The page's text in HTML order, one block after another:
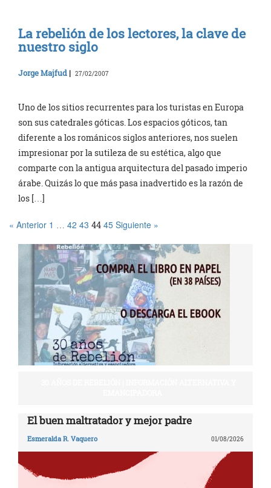
La rebelión de los lectores, la clave de
nuestro siglo
Jorge Majfud | 27/02/2007
Uno de los sitios recurrentes para los turistas en Europa
son sus catedrales góticas. Los espacios góticos, tan
diferente a los románicos siglos anteriores, nos suelen
impresionar por la sutileza de su estética, algo que
comparte con la antigua arquitectura del pasado imperio
árabe. Quizás lo que más pasa inadvertido es la razón de
los […]
« Anterior 1 42 43 44 45 Siguiente »
El buen maltratador y mejor padre
Esmeralda R. Vaquero 01/08/2026